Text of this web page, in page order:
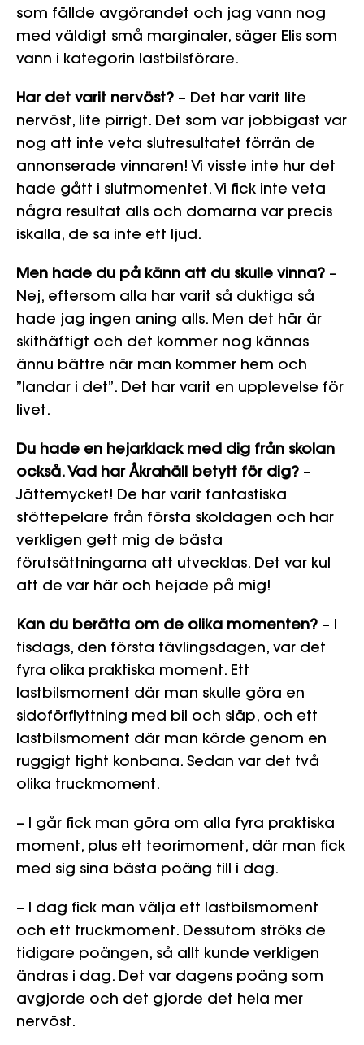
som fällde avgörandet och jag vann nog
med väldigt små marginaler, säger Elis som
vann i kategorin lastbilsförare.
Har det varit nervöst? – Det har varit lite
nervöst, lite pirrigt. Det som var jobbigast var
nog att inte veta slutresultatet förrän de
annonserade vinnaren! Vi visste inte hur det
hade gått i slutmomentet. Vi fick inte veta
några resultat alls och domarna var precis
iskalla, de sa inte ett ljud.
Men hade du på känn att du skulle vinna? –
Nej, eftersom alla har varit så duktiga så
hade jag ingen aning alls. Men det här är
skithäftigt och det kommer nog kännas
ännu bättre när man kommer hem och
”landar i det”. Det har varit en upplevelse för
livet.
Du hade en hejarklack med dig från skolan
också. Vad har Åkrahäll betytt för dig? –
Jättemycket! De har varit fantastiska
stöttepelare från första skoldagen och har
verkligen gett mig de bästa
förutsättningarna att utvecklas. Det var kul
att de var här och hejade på mig!
Kan du berätta om de olika momenten? – I
tisdags, den första tävlingsdagen, var det
fyra olika praktiska moment. Ett
lastbilsmoment där man skulle göra en
sidoförflyttning med bil och släp, och ett
lastbilsmoment där man körde genom en
ruggigt tight konbana. Sedan var det två
olika truckmoment.
– I går fick man göra om alla fyra praktiska
moment, plus ett teorimoment, där man fick
med sig sina bästa poäng till i dag.
– I dag fick man välja ett lastbilsmoment
och ett truckmoment. Dessutom ströks de
tidigare poängen, så allt kunde verkligen
ändras i dag. Det var dagens poäng som
avgjorde och det gjorde det hela mer
nervöst.